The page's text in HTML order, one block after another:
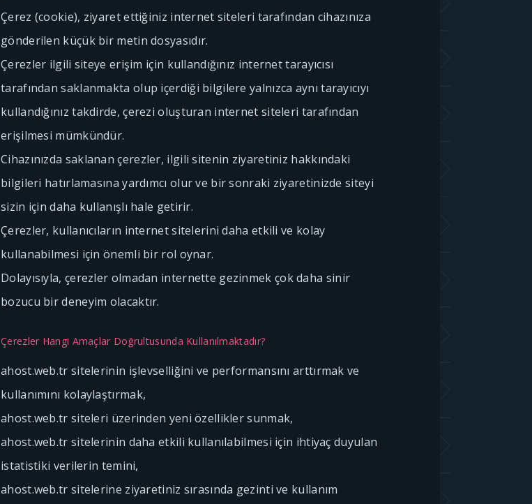
Çerez (cookie), ziyaret ettiğiniz internet siteleri tarafından cihazınıza
gönderilen küçük bir metin dosyasıdır.
Çerezler ilgili siteye erişim için kullandığınız internet tarayıcısı
tarafından saklanmakta olup içerdiği bilgilere yalnızca aynı tarayıcıyı
kullandığınız takdirde, çerezi oluşturan internet siteleri tarafından
erişilmesi mümkündür.
Cihazınızda saklanan çerezler, ilgili sitenin ziyaretiniz hakkındaki
bilgileri hatırlamasına yardımcı olur ve bir sonraki ziyaretinizde siteyi
sizin için daha kullanışlı hale getirir.
Çerezler, kullanıcıların internet sitelerini daha etkili ve kolay
kullanabilmesi için önemli bir rol oynar.
Dolayısıyla, çerezler olmadan internette gezinmek çok daha sinir
bozucu bir deneyim olacaktır.
Çerezler Hangi Amaçlar Doğrultusunda Kullanılmaktadır?
ahost.web.tr sitelerinin işlevselliğini ve performansını arttırmak ve
kullanımını kolaylaştırmak,
ahost.web.tr siteleri üzerinden yeni özellikler sunmak,
ahost.web.tr sitelerinin daha etkili kullanılabilmesi için ihtiyaç duyulan
istatistiki verilerin temini,
ahost.web.tr sitelerine ziyaretiniz sırasında gezinti ve kullanım